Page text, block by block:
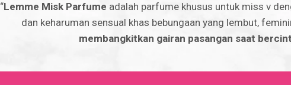
“Lemme Misk Parfume adalah parfume khusus untuk miss v
dan keharuman sensual khas bebungaan yang lembut,
membangkitkan gairan pasangan saat